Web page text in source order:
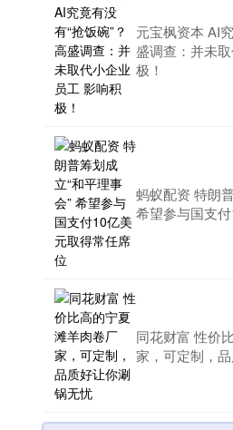
元宝枫资本 AI
盛调查：并未
极！
蚂蚁配资 特朗
希望参与国支
同花财富 性价
家，可定制，